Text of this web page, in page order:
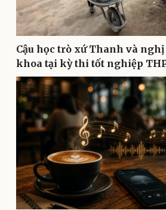
Du lịch
Tư vấn
Săn Tour
check-in
Câu
Đọc
Cửa
Kể
Cậu học trò xứ Thanh và
khoa tại kỳ thi tốt nghiệp